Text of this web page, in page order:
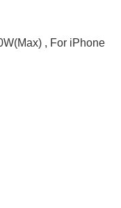
, For iPhone